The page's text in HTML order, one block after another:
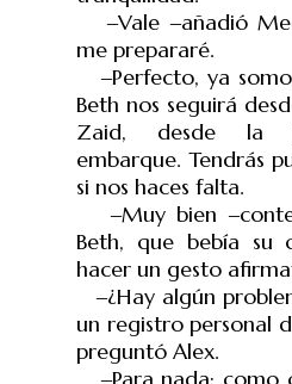
‒Vale ‒añadió
me prepararé.
‒Perfecto, ya
Beth nos seguirá
Zaid, desde la
embarque. Tendrás
si nos haces falta.
‒Muy bien
Beth, que bebía su
hacer un gesto
‒¿Hay algún
un registro personal
preguntó Alex.